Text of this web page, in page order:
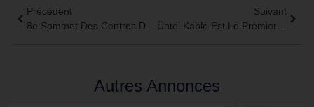
Précédent
Suivant
Autres Annonces